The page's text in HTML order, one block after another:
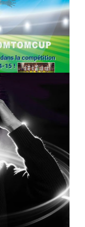
& SPORTS